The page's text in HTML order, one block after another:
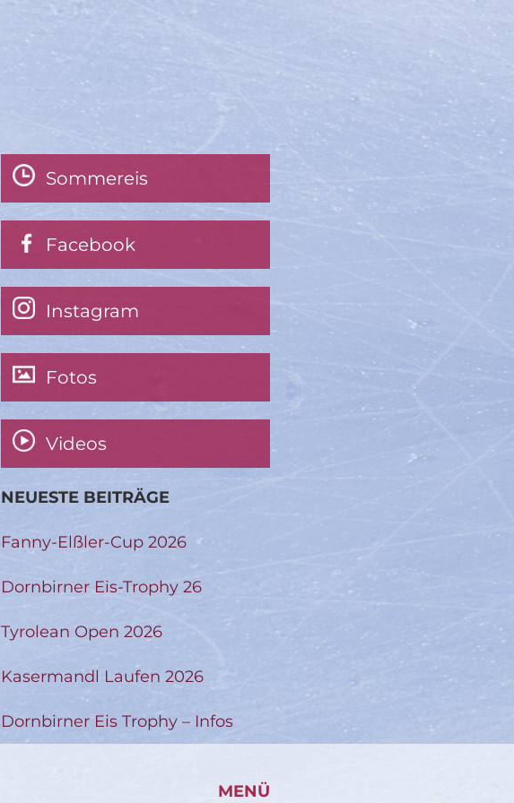
Sommereis
Facebook
Instagram
Fotos
Videos
NEUESTE BEITRÄGE
Fanny-Elßler-Cup 2026
Dornbirner Eis-Trophy 26
Tyrolean Open 2026
Kasermandl Laufen 2026
Dornbirner Eis Trophy – Infos
MENÜ